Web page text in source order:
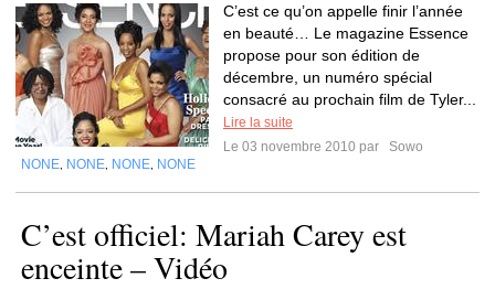
C’est ce qu’on appelle finir l’année
en beauté… Le magazine Essence
propose pour son édition de
décembre, un numéro spécial
consacré au prochain film de Tyler...
Lire la suite
Le 03 novembre 2010 par
Sowo
NONE NONE NONE NONE
C’est officiel: Mariah Carey est
enceinte – Vidéo